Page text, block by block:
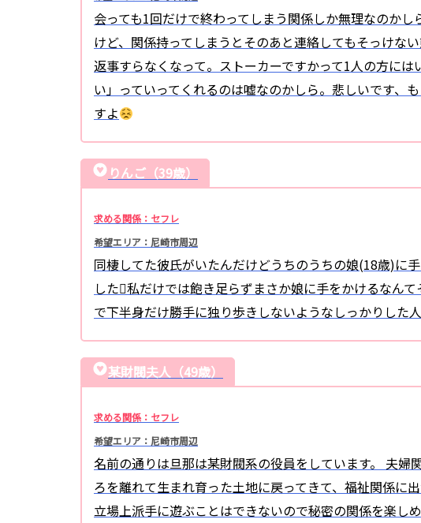
会っても1回だけで終わってしまう関係しか無理なのかし
けど、関係持ってしまうとそのあと連絡してもそっけな
返事すらなくなって。ストーカーですかって1人の方に
い」っていってくれるのは嘘なのかしら。悲しいです、
すよ
りんご（39歳）
求める関係：セフレ
希望エリア：尼崎市周辺
同棲してた彼氏がいたんだけどうちのうちの娘(18歳)に
した私だけでは飽き足らずまさか娘に手をかけるなん
で下半身だけ勝手に独り歩きしないようなしっかりした
某財閥夫人（49歳）
求める関係：セフレ
希望エリア：尼崎市周辺
名前の通りは旦那は某財閥系の役員をしています。 夫
ろを離れて生まれ育った土地に戻ってきて、福祉関係に
立場上派手に遊ぶことはできないので秘密の関係を楽し